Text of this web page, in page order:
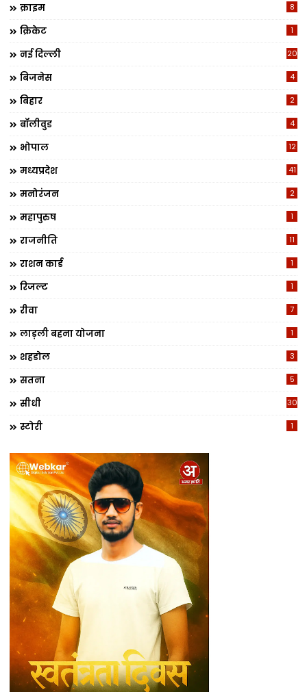
क्राइम 8
क्रिकेट 1
नई दिल्ली 20
बिजनेस 4
बिहार 2
बॉलीवुड 4
भोपाल 12
मध्यप्रदेश 41
मनोरंजन 2
महापुरुष 1
राजनीति 11
राशन कार्ड 1
रिजल्ट 1
रीवा 7
लाड़ली बहना योजना 1
शहडोल 3
सतना 5
सीधी 30
स्टोरी 1